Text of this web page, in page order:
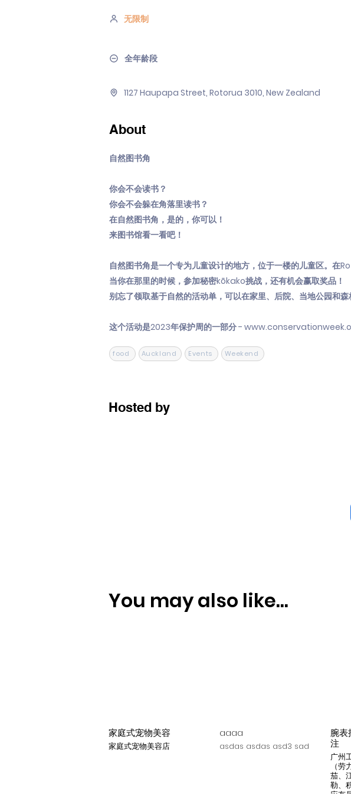
无限制
全年龄段
1127 Haupapa Street, Rotorua 3010, New Zealand
About
自然图书角
你会不会读书？
你会不会躲在角落里读书？
在自然图书角，是的，你可以！
来图书馆看一看吧！
自然图书角是一个专为儿童设计的地方，位于一楼的儿童区。在
当你在那里的时候，参加秘密kōkako挑战，还有机会赢取奖品！
别忘了领取基于自然的活动单，可以在家里、后院、当地公园和森
这个活动是2023年保护周的一部分 -
food Auckland Events Weekend
Hosted by
You may also like...
家庭式宠物美容
家庭式宠物美容店
aaaa
asdas asdas asd3 sad
腕表
注
广州
（
茄、
勒、
应有